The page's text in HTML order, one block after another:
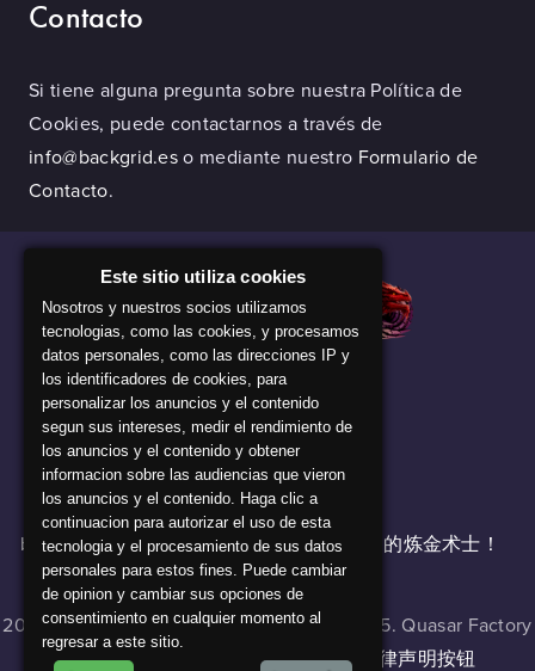
Contacto
Si tiene alguna pregunta sobre nuestra Política de
Cookies, puede contactarnos a través de
info@backgrid.eso mediante nuestro Formulario de
Contacto.
我们的公司
backGRID 的软件就像魔法一样，就像我们的炼金术士！
2024 © Master of Cladia v 1.0.0 , build 16335. Quasar Factory
Games. 版权所有 |
Cookies|隐私| 法律声明按钮
Este sitio utiliza cookies
Nosotros y nuestros socios utilizamos
tecnologias, como las cookies, y procesamos
datos personales, como las direcciones IP y
los identificadores de cookies, para
personalizar los anuncios y el contenido
segun sus intereses, medir el rendimiento de
los anuncios y el contenido y obtener
informacion sobre las audiencias que vieron
los anuncios y el contenido. Haga clic a
continuacion para autorizar el uso de esta
tecnologia y el procesamiento de sus datos
personales para estos fines. Puede cambiar
de opinion y cambiar sus opciones de
consentimiento en cualquier momento al
regresar a este sitio.